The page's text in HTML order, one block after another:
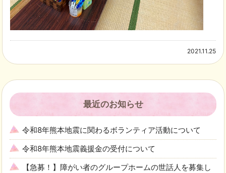
2021.11.25
最近のお知らせ
令和8年熊本地震に関わるボランティア活動について
令和8年熊本地震義援金の受付について
【急募！】障がい者のグループホームの世話人を募集し